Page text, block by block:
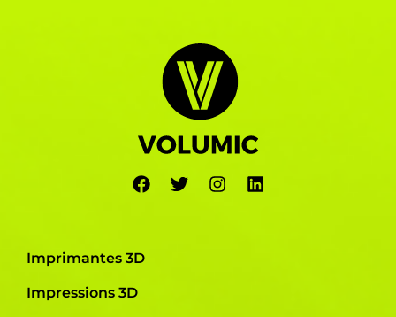
Imprimantes 3D
Impressions 3D